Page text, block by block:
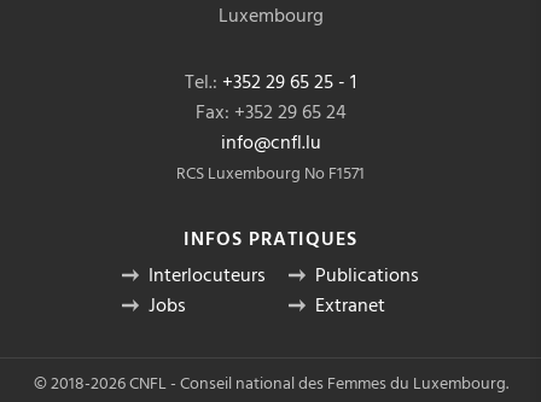
Luxembourg
Tel.: +352 29 65 25 - 1
Fax: +352 29 65 24
info@cnfl.lu
RCS Luxembourg No F1571
INFOS PRATIQUES
Interlocuteurs
Jobs
Publications
Extranet
© 2018-2026 CNFL - Conseil national des Femmes du Luxembourg.